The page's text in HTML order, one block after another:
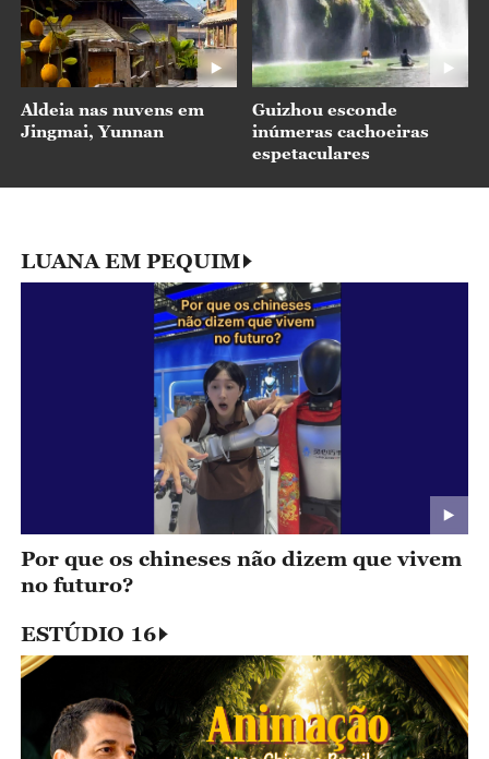
Aldeia nas nuvens em
Jingmai, Yunnan
Guizhou esconde
inúmeras cachoeiras
espetaculares
LUANA EM PEQUIM
Por que os chineses não dizem que vivem
no futuro?
ESTÚDIO 16